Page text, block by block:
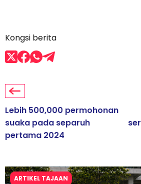
Kongsi berita
Lebih 500,000 permohonan
suaka pada separuh
pertama 2024
ARTIKEL TAJAAN